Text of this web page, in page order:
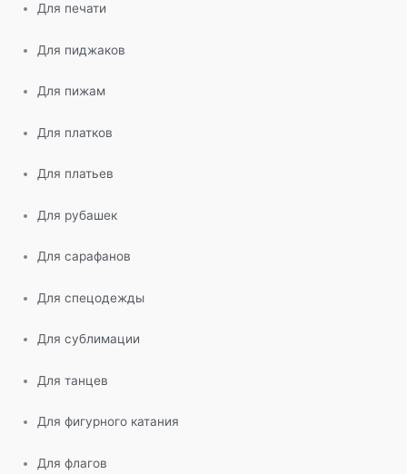
Для печати
Для пиджаков
Для пижам
Для платков
Для платьев
Для рубашек
Для сарафанов
Для спецодежды
Для сублимации
Для танцев
Для фигурного катания
Для флагов